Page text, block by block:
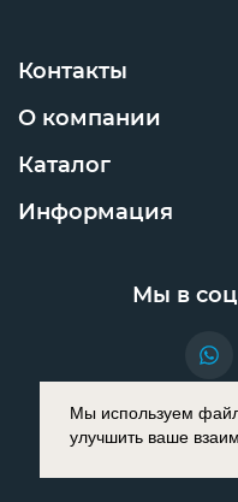
Контакты
О компании
Каталог
Информация
Мы в
© INNOPROM
Мы используем
улучшить ваше